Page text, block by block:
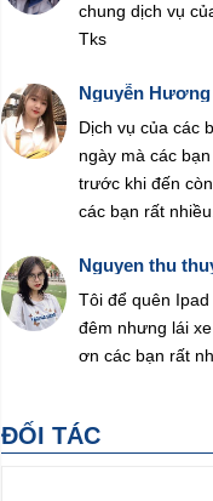
chung dịch vụ
Tks
Nguyễn Hương
Dịch vụ của các
ngày mà các
trước khi đến
các bạn rất
Nguyen thu
Tôi để quên
đêm nhưng lái
ơn các bạn rất
ĐỐI TÁC